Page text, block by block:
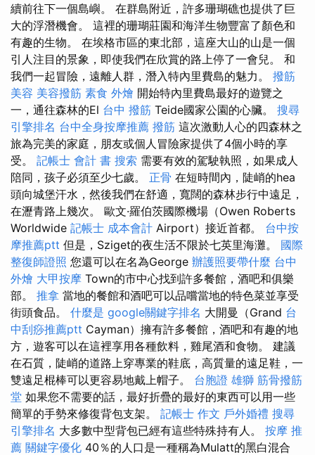
續前往下一個島嶼。 在群島附近，許多珊瑚礁也提供了巨
大的浮潛機會。 這裡的珊瑚莊園和海洋生物豐富了顏色和
有趣的生物。 在埃格市區的東北部，這座大山的山是一個
引人注目的景象，即使我們在欣賞的路上停了一會兒。 和
我們一起冒險，遠離人群，潛入特內里費島的魅力。 撥筋
美容 美容撥筋 素食 外燴 開始特內里費島最好的遊覽之
一，通往森林的El 台中 撥筋 Teide國家公園的心臟。 搜尋
引擎排名 台中全身按摩推薦 撥筋 這次激動人心的四森林之
旅為完美的家庭，朋友或個人冒險家提供了4個小時的享
受。 記帳士 會計 書 搜索 需要有效的駕駛執照，如果成人
陪同，孩子必須至少七歲。 正骨 在短時間內，陡峭的hea
頭向城堡汗水，然後我們在舒適，寬闊的森林步行中遠足，
在瀝青路上幾次。 歐文·羅伯茨國際機場（Owen Roberts
Worldwide 記帳士 成本會計 Airport）接近首都。 台中按
摩推薦ptt 但是，Sziget的夜生活不限於七英里海灘。 國際
整復師證照 您還可以在名為George 辦護照要帶什麼 台中
外燴 大甲按摩 Town的市中心找到許多餐館，酒吧和俱樂
部。 推拿 當地的餐館和酒吧可以品嚐當地的特色菜並享受
街頭食品。 什麼是 google關鍵字排名 大開曼（Grand 台
中刮痧推薦ptt Cayman）擁有許多餐館，酒吧和有趣的地
方，遊客可以在這裡享用各種飲料，雞尾酒和食物。 建議
在石質，陡峭的道路上穿專業的鞋底，高質量的遠足鞋，一
雙遠足棍棒可以更容易地戴上帽子。 台胞證 雄獅 筋骨撥筋
堂 如果您不需要的話，最好折疊的最好的東西可以用一些
簡單的手勢來修復背包支架。 記帳士 作文 戶外婚禮 搜尋
引擎排名 大多數中型背包已經有這些特殊持有人。 按摩 推
薦 關鍵字優化 40％的人口是一種稱為Mulatt的黑白混合